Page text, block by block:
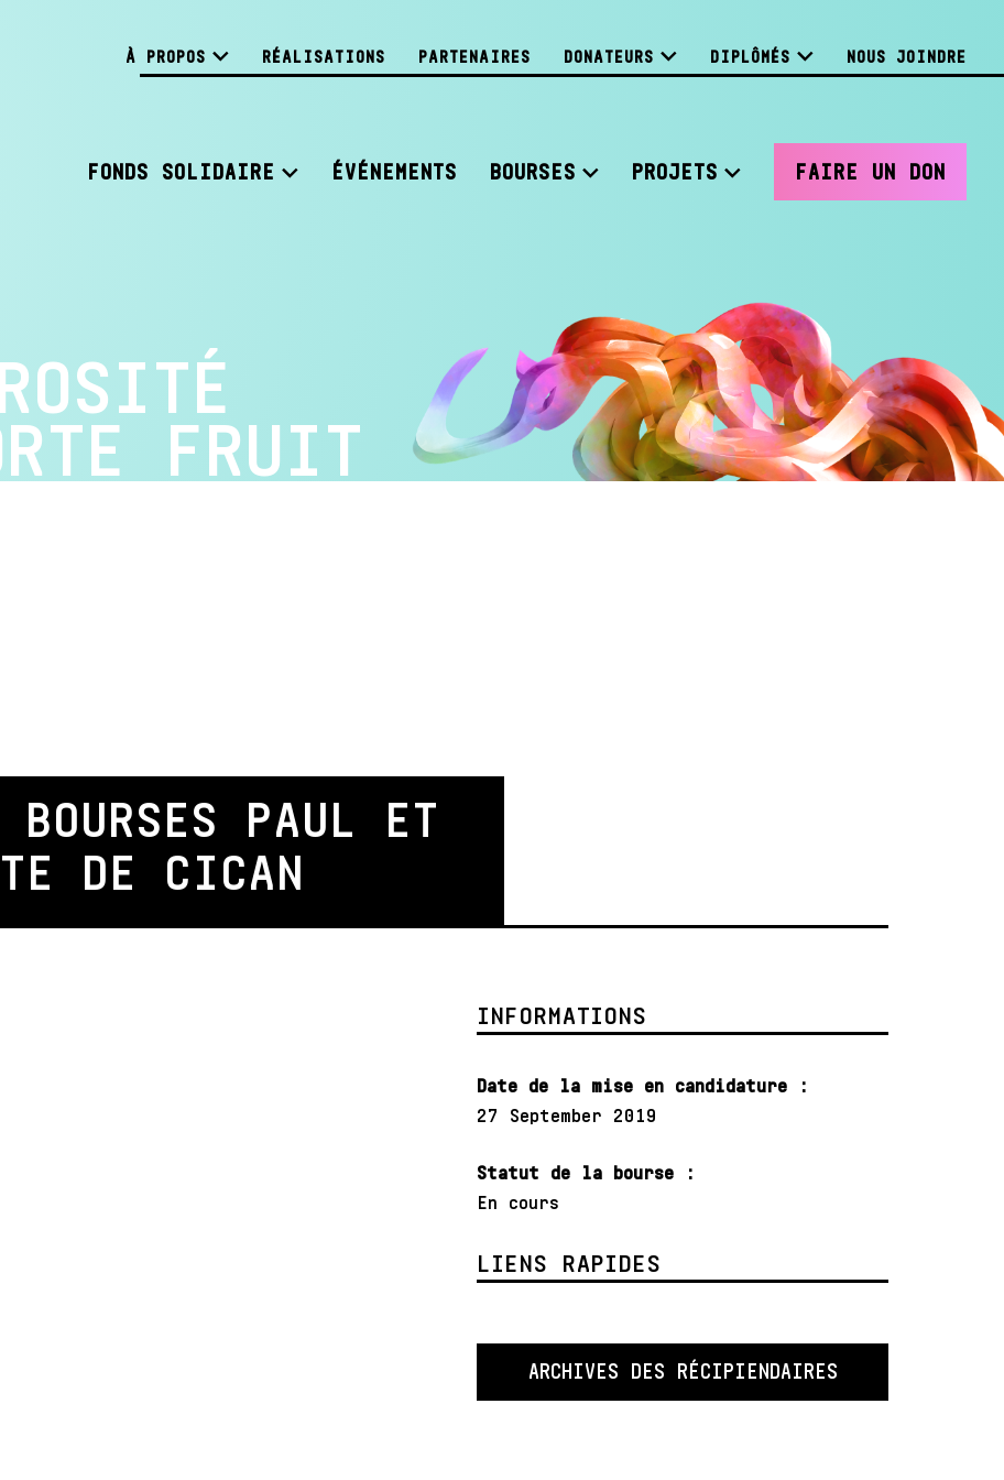
À PROPOS RÉALISATIONS PARTENAIRES DONATEURS DIPLÔMÉS NOUS JOINDRE
FONDS SOLIDAIRE ÉVÉNEMENTS BOURSES PROJETS FAIRE UN DON
FRUIT
BOURSES PAUL ET
DE CICAN
INFORMATIONS
Date de la mise en candidature :
27 September 2019
Statut de la bourse :
En cours
LIENS RAPIDES
ARCHIVES DES RÉCIPIENDAIRES